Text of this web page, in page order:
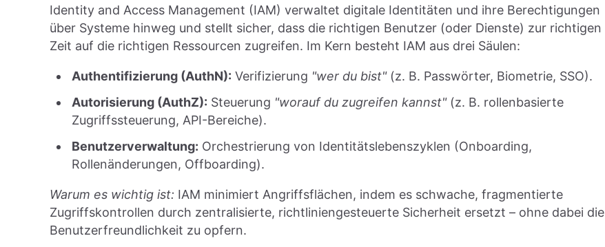
Identity and Access Management (IAM) verwaltet digitale Identitäten und ihre Berechtigungen
über Systeme hinweg und stellt sicher, dass die richtigen Benutzer (oder Dienste) zur richtigen
Zeit auf die richtigen Ressourcen zugreifen. Im Kern besteht IAM aus drei Säulen:
Authentifizierung (AuthN): Verifizierung "wer du bist"(z. B. Passwörter, Biometrie, SSO).
Autorisierung (AuthZ): Steuerung "worauf du zugreifen kannst"(z. B. rollenbasierte
Zugriffssteuerung, API-Bereiche).
Benutzerverwaltung: Orchestrierung von Identitätslebenszyklen (Onboarding,
Rollenänderungen, Offboarding).
Warum es wichtig ist: IAM minimiert Angriffsflächen, indem es schwache, fragmentierte
Zugriffskontrollen durch zentralisierte, richtliniengesteuerte Sicherheit ersetzt – ohne dabei die
Benutzerfreundlichkeit zu opfern.